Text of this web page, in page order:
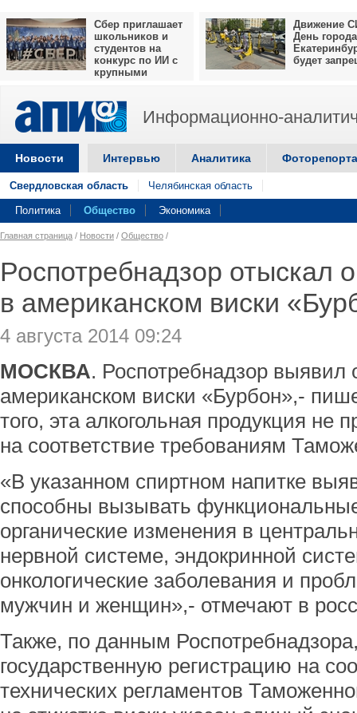
Сбер приглашает
школьников и
студентов на
конкурс по ИИ с
крупными
Движение
День города
будет
Информационно-
Новости Интервью Аналитика
Свердловская область Челябинская область
Политика Общество Экономика
Главная страница / Новости / Общество /
Роспотребнадзор отыскал
в американском виски
4 августа 2014 09:24
МОСКВА. Роспотребнадзор
американском виски «Бурбон»,-
того, эта алкогольная продукция не
на соответствие требованиям
«В указанном спиртном напитке
способны вызывать
органические изменения в
нервной системе, эндокринной
онкологические заболевания и
мужчин и женщин»,- отмечают в
Также, по данным
государственную регистрацию на
технических регламентов